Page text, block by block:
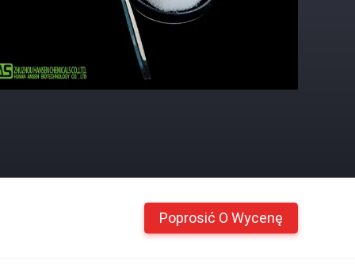
Poprosić O Wycenę